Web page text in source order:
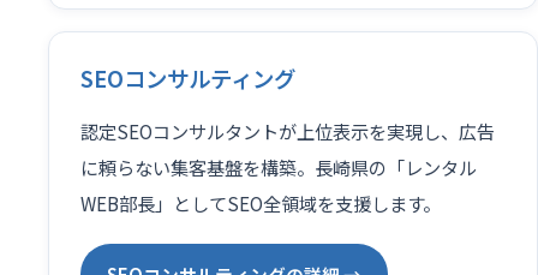
SEOコンサルティング
認定SEOコンサルタントが上位表示を実現し、広告
に頼らない集客基盤を構築。長崎県の「レンタル
WEB部長」としてSEO全領域を支援します。